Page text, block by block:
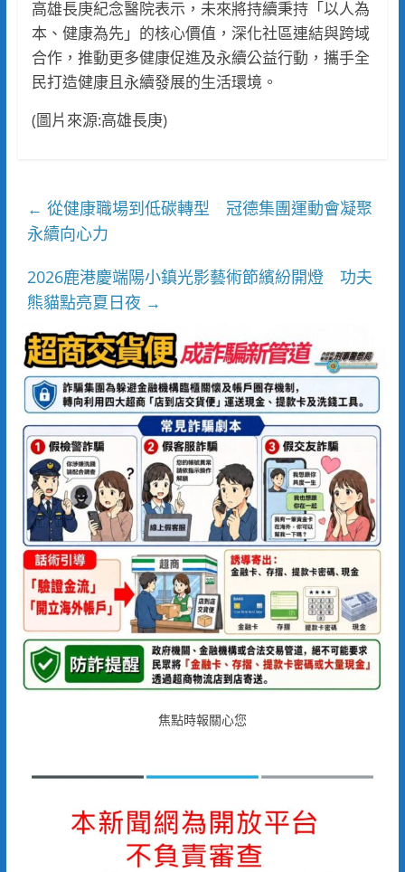
高雄長庚紀念醫院表示，未來將持續秉持「以人為
本、健康為先」的核心價值，深化社區連結與跨域
合作，推動更多健康促進及永續公益行動，攜手全
民打造健康且永續發展的生活環境。
(圖片來源:高雄長庚)
← 從健康職場到低碳轉型 冠德集團運動會凝聚
永續向心力
2026鹿港慶端陽小鎮光影藝術節繽紛開燈 功夫
熊貓點亮夏日夜 →
焦點時報關心您